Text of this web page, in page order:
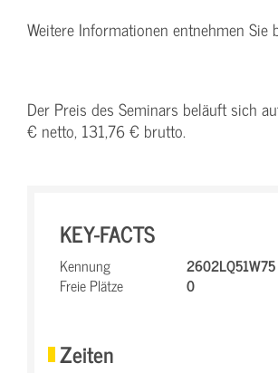
Weitere Informationen entnehmen Sie
Der Preis des Seminars beläuft sich
€ netto, 131,76 € brutto.
KEY-FACTS
Kennung
2602LQ51W75
Freie Plätze
0
Zeiten